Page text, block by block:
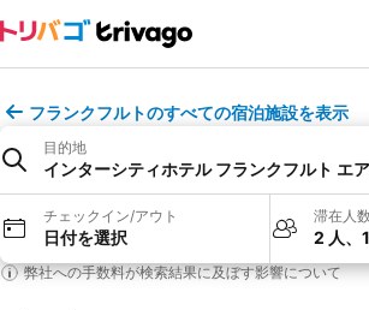
フランクフルトのすべての宿泊施設を表示
目的地
インターシティホテル フランクフルト エ
チェックイン/アウト
日付を選択
滞在人
2 人、
弊社への手数料が検索結果に及ぼす影響について